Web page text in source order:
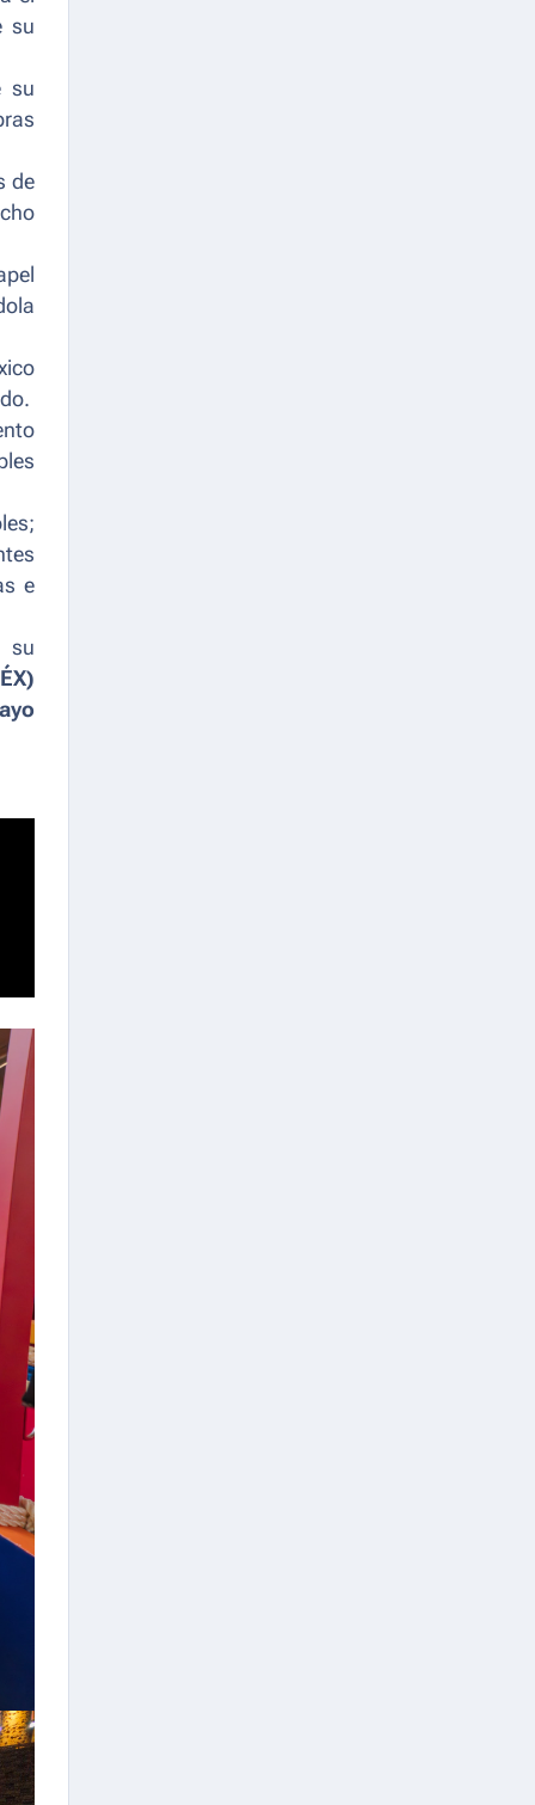
su
su
de
e
su